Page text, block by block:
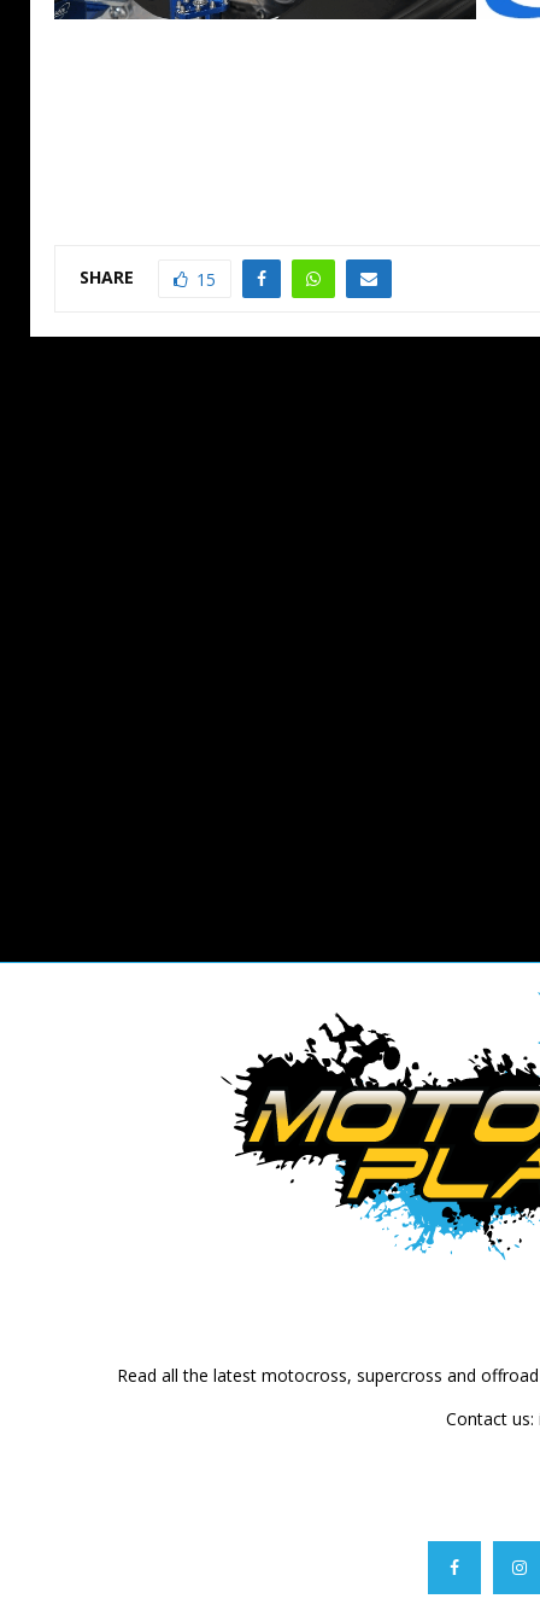
SHARE 15
Read all the latest motocross, supercross and
Contact us: